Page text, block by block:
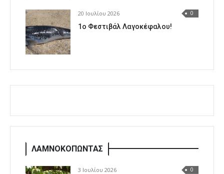
20 Ιουλίου 2026 0
1o Φεστιβάλ Λαγοκέφαλου!
ΛΑΜΝΟΚΟΠΩΝΤΑΣ
3 Ιουλίου 2026 0